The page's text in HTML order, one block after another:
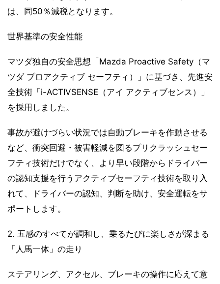
は、同50％減税となります。
世界基準の安全性能
マツダ独自の安全思想「Mazda Proactive Safety（マ
ツダ プロアクティブ セーフティ）」に基づき、先進安
全技術「i-ACTIVSENSE（アイ アクティブセンス）」
を採用しました。
事故が避けづらい状況では自動ブレーキを作動させる
など、衝突回避・被害軽減を図るプリクラッシュセー
フティ技術だけでなく、より早い段階からドライバー
の認知支援を行うアクティブセーフティ技術を取り入
れて、ドライバーの認知、判断を助け、安全運転をサ
ポートします。
2. 五感のすべてが調和し、乗るたびに楽しさが深まる
「人馬一体」の走り
ステアリング、アクセル、ブレーキの操作に応えて意